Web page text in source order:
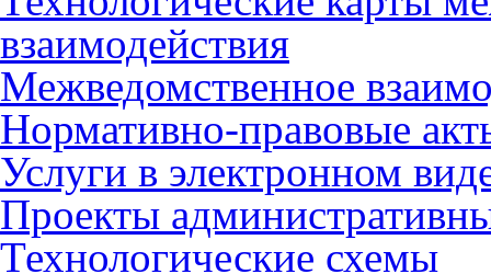
взаимодействия
Межведомственное
Нормативно-правовые
Услуги в электронном
Проекты
Технологические схемы